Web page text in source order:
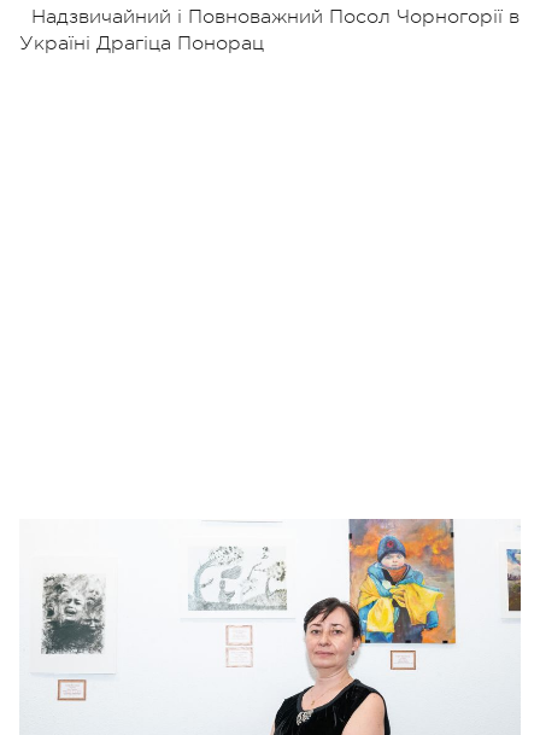
Надзвичайний і Повноважний Посол Чорногорії в
Україні Драгіца Понорац